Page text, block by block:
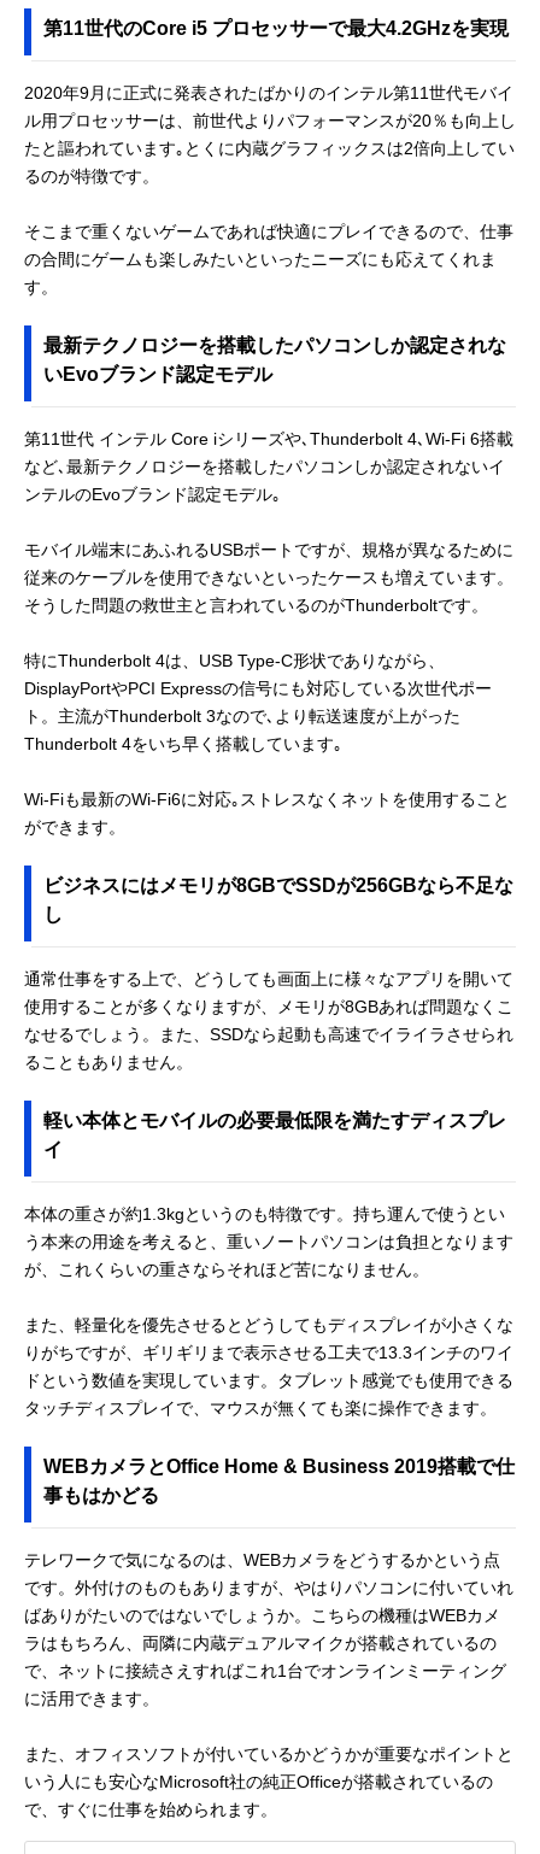
第11世代のCore i5 プロセッサーで最大4.2GHzを実現
2020年9月に正式に発表されたばかりのインテル第11世代モバイ
ル用プロセッサーは、前世代よりパフォーマンスが20％も向上し
たと謳われています｡とくに内蔵グラフィックスは2倍向上してい
るのが特徴です。
そこまで重くないゲームであれば快適にプレイできるので、仕事
の合間にゲームも楽しみたいといったニーズにも応えてくれま
す。
最新テクノロジーを搭載したパソコンしか認定されな
いEvoブランド認定モデル
第11世代 インテル Core iシリーズや､Thunderbolt 4､Wi-Fi 6搭載
など､最新テクノロジーを搭載したパソコンしか認定されないイ
ンテルのEvoブランド認定モデル｡
モバイル端末にあふれるUSBポートですが、規格が異なるために
従来のケーブルを使用できないといったケースも増えています。
そうした問題の救世主と言われているのがThunderboltです。
特にThunderbolt 4は、USB Type-C形状でありながら、
DisplayPortやPCI Expressの信号にも対応している次世代ポー
ト。主流がThunderbolt 3なので､より転送速度が上がった
Thunderbolt 4をいち早く搭載しています｡
Wi-Fiも最新のWi-Fi6に対応｡ストレスなくネットを使用すること
ができます。
ビジネスにはメモリが8GBでSSDが256GBなら不足な
し
通常仕事をする上で、どうしても画面上に様々なアプリを開いて
使用することが多くなりますが、メモリが8GBあれば問題なくこ
なせるでしょう。また、SSDなら起動も高速でイライラさせられ
ることもありません。
軽い本体とモバイルの必要最低限を満たすディスプレ
イ
本体の重さが約1.3kgというのも特徴です。持ち運んで使うとい
う本来の用途を考えると、重いノートパソコンは負担となります
が、これくらいの重さならそれほど苦になりません。
また、軽量化を優先させるとどうしてもディスプレイが小さくな
りがちですが、ギリギリまで表示させる工夫で13.3インチのワイ
ドという数値を実現しています。タブレット感覚でも使用できる
タッチディスプレイで、マウスが無くても楽に操作できます。
WEBカメラとOffice Home & Business 2019搭載で仕
事もはかどる
テレワークで気になるのは、WEBカメラをどうするかという点
です。外付けのものもありますが、やはりパソコンに付いていれ
ばありがたいのではないでしょうか。こちらの機種はWEBカメ
ラはもちろん、両隣に内蔵デュアルマイクが搭載されているの
で、ネットに接続さえすればこれ1台でオンラインミーティング
に活用できます。
また、オフィスソフトが付いているかどうかが重要なポイントと
いう人にも安心なMicrosoft社の純正Officeが搭載されているの
で、すぐに仕事を始められます。